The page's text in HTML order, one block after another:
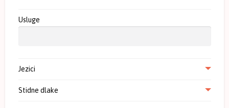
Usluge
Jezici
Stidne dlake